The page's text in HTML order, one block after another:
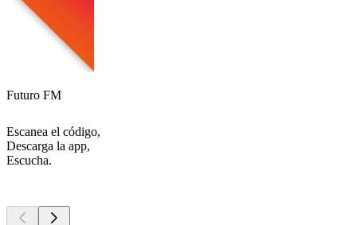
Futuro FM
Escanea el código,
Descarga la app,
Escucha.